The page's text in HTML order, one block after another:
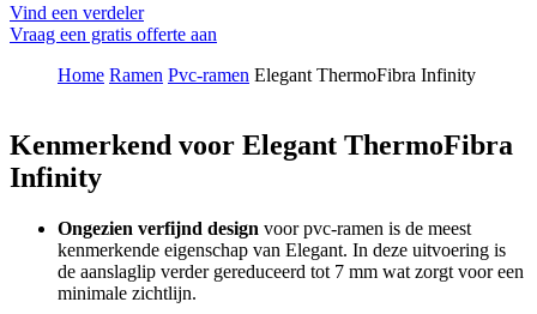
Vind een verdeler
Vraag een gratis offerte aan
Home Ramen Pvc-ramen Elegant ThermoFibra Infinity
Kenmerkend voor Elegant ThermoFibra
Infinity
Ongezien verfijnd design voor pvc-ramen is de meest
kenmerkende eigenschap van Elegant. In deze uitvoering is
de aanslaglip verder gereduceerd tot 7 mm wat zorgt voor een
minimale zichtlijn.